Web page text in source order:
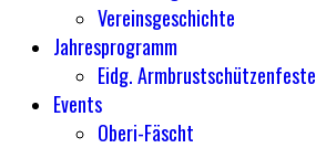
Vereinsgeschichte
Jahresprogramm
Eidg. Armbrustschützenfeste
Events
Oberi-Fäscht